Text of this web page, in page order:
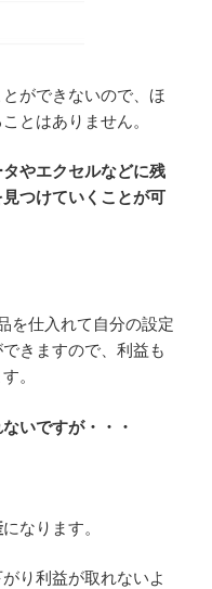
ができないので、ほ
とはありません。
やエクセルなどに残
つけていくことが可
を仕入れて自分の設定
きますので、利益も
。
いですが・・・
になります。
り利益が取れないよ